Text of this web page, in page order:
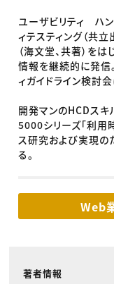
ユーザビリティ ハン
ィテスティング（共立
（海文堂、共著）を
情報を継続的に発信
ィガイドライン検討
開発マンのHCDス
5000シリーズ「利用
ス研究および実現の
る。
Web
著者情報